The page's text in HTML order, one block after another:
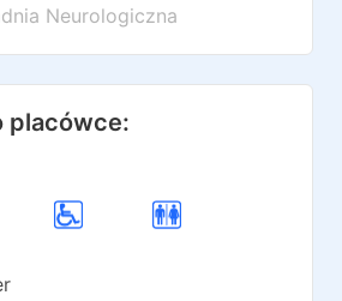
Neurologiczna
placówce: